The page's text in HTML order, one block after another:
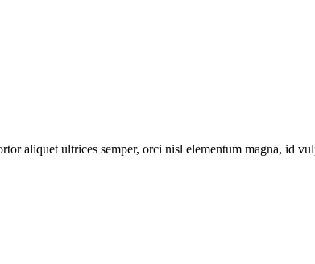
aliquet ultrices semper, orci nisl elementum magna, id